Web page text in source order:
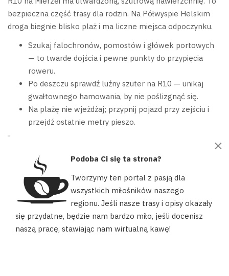
bezpieczna część trasy dla rodzin. Na Półwyspie Helskim
droga biegnie blisko plaż i ma liczne miejsca odpoczynku.
Szukaj falochronów, pomostów i główek portowych
— to twarde dojścia i pewne punkty do przypięcia
roweru.
Po deszczu sprawdź luźny szuter na R10 — unikaj
gwałtownego hamowania, by nie poślizgnąć się.
Na plażę nie wjeżdżaj; przypnij pojazd przy zejściu i
przejdź ostatnie metry pieszo.
w plecy podnosi komfort jazdy; pętlę
możesz zamknąć koleją lub promem."
Pamiętaj o regulaminach portów — w niektórych miejscach
łowienie jest ograniczone. W sezonie ruch wzrasta, więc
Nasz portal używa plików cookies, aby ułatwić Ci korzystanie z
naszych zasobów, dopasować treści do Twoich potrzeb oraz w
celach statystycznych. Możesz określić warunki przechowywania
×
Podoba Ci się ta strona?
Tworzymy ten portal z pasją dla
wszystkich miłośników naszego
regionu. Jeśli nasze trasy i opisy okazały
się przydatne, będzie nam bardzo miło, jeśli docenisz
naszą pracę, stawiając nam wirtualną kawę!